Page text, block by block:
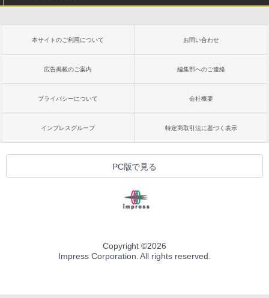
Kindle Paperwhite シグニチャーエディ
るさ自動調整、色調調節ライト、12週間
持続バッテリー、広告なし、メタリック
Amazon Kindle Colorsoft | 16GBストレ
ージ、防水、7インチカラーディスプレ
イ、色調調節ライト、最大8週間持続バッ
テリー、広告無し、ブラック (2025年発
売)
￥39,980
New Amazon Kindle Scribe Colorsoft |
11インチカラーディスプレイ、64GBスト
き、グラファイト
￥115,980
本サイトのご利用について お問い合わせ
広告掲載のご案内 編集部へのご連絡
プライバシーについて 会社概要
インプレスグループ 特定商取引法に基づく表示
PC版で見る
Copyright ©2026
Impress Corporation. All rights reserved.